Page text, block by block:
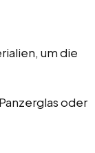
um die
oder